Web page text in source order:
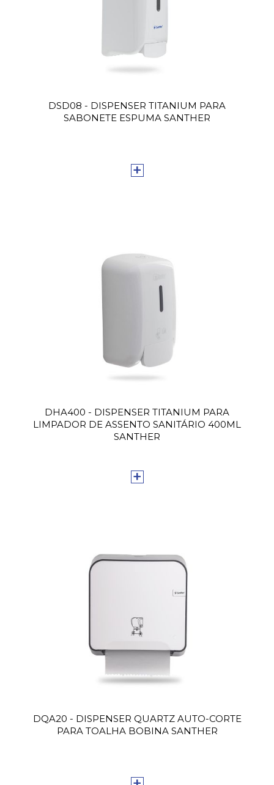
DSD08 - DISPENSER TITANIUM PARA
SABONETE ESPUMA SANTHER
+
DHA400 - DISPENSER TITANIUM PARA
LIMPADOR DE ASSENTO SANITÁRIO 400ML
SANTHER
+
DQA20 - DISPENSER QUARTZ AUTO-CORTE
PARA TOALHA BOBINA SANTHER